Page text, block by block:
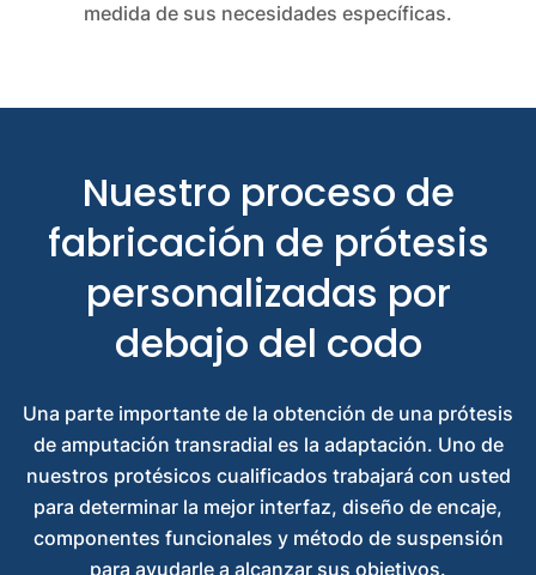
medida de sus necesidades específicas.
Nuestro proceso de
fabricación de prótesis
personalizadas por
debajo del codo
Una parte importante de la obtención de una prótesis
de amputación transradial es la adaptación. Uno de
nuestros protésicos cualificados trabajará con usted
para determinar la mejor interfaz, diseño de encaje,
componentes funcionales y método de suspensión
para ayudarle a alcanzar sus objetivos.